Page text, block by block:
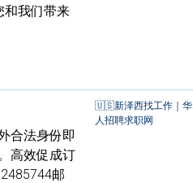
和我们带来
合法身份即
高效促成订
邮
🇺🇸新泽西找工作｜华
人招聘求职网